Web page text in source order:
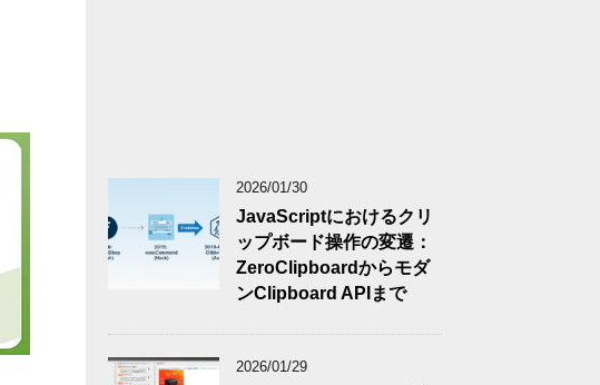
2026/01/30
JavaScriptにおけるクリ
ップボード操作の変遷：
ZeroClipboardからモダ
ンClipboard APIまで
2026/01/29